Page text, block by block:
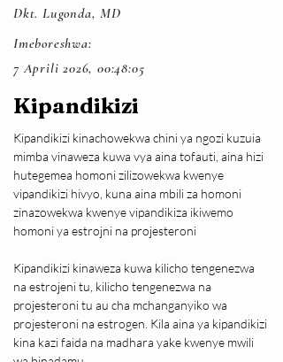
Dkt. Lugonda, MD
Imeboreshwa:
7 Aprili 2026, 00:48:05
Kipandikizi
Kipandikizi kinachowekwa chini ya ngozi kuzuia
mimba vinaweza kuwa vya aina tofauti, aina hizi
hutegemea homoni zilizowekwa kwenye
vipandikizi hivyo, kuna aina mbili za homoni
zinazowekwa kwenye vipandikiza ikiwemo
homoni ya estrojni na projesteroni
Kipandikizi kinaweza kuwa kilicho tengenezwa
na estrojeni tu, kilicho tengenezwa na
projesteroni tu au cha mchanganyiko wa
projesteroni na estrogen. Kila aina ya kipandikizi
kina kazi faida na madhara yake kwenye mwili